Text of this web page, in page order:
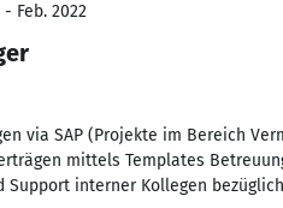
Feb. 2022
via SAP (Projekte im Bereich
mittels Templates
Support interner Kollegen